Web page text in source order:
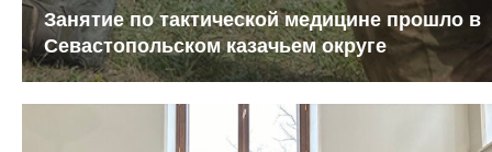
Занятие по тактической медицине прошло в
Севастопольском казачьем округе